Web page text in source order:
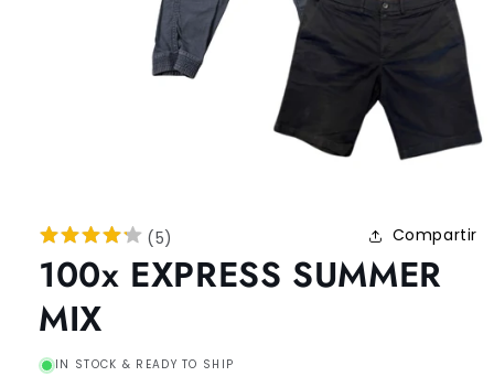
(5) Compartir
100x EXPRESS SUMMER
MIX
IN STOCK & READY TO SHIP